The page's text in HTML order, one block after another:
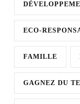
ECO-
FAMILLE
GAGNEZ DU